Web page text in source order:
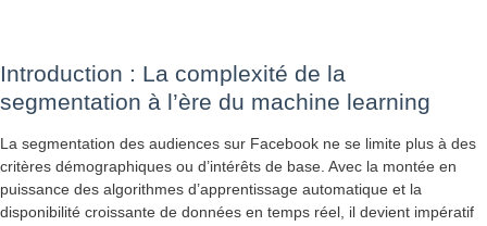
Introduction : La complexité de la
segmentation à l’ère du machine learning
La segmentation des audiences sur Facebook ne se limite plus à des
critères démographiques ou d’intérêts de base. Avec la montée en
puissance des algorithmes d’apprentissage automatique et la
disponibilité croissante de données en temps réel, il devient impératif